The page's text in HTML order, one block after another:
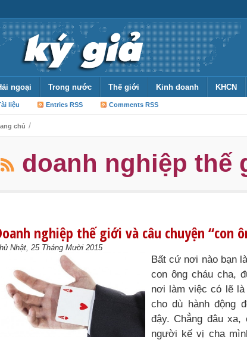
ngoại Trong nước Thế giới Kinh doanh KHCN
liệu Entries RSS Comments RSS
chủ /
doanh nghiệp thế
nghiệp thế giới và câu chuyện “con
Nhật, 25 Tháng Mười 2015
Bất cứ nơi nào bạn
con ông cháu cha,
nơi làm việc có lẽ là
cho dù hành động
đậy. Chẳng đâu xa,
người kế vị cha